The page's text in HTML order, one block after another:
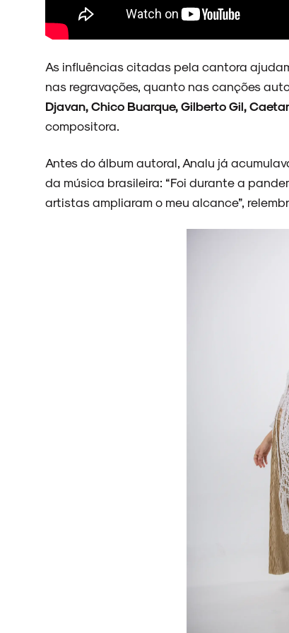
As influências citadas pela cantora
nas regravações, quanto nas canções
Djavan, Chico Buarque, Gilberto Gil,
compositora.
Antes do álbum autoral, Analu já
da música brasileira: “Foi durante a
artistas ampliaram o meu alcance”,